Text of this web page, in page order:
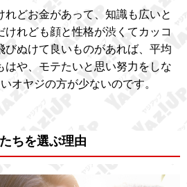
れどお金があって、知識も広いと
れども顔と性格が渋くてカッコ
びぬけて良いものがあれば、平均
はや、モテたいと思い努力をしな
オヤジの方が少ないのです。
ちを選ぶ理由